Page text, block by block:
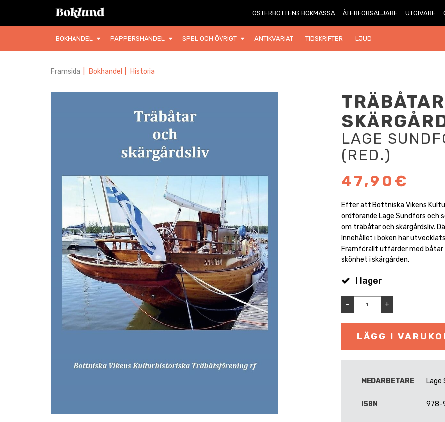
ÖSTERBOTTENS BOKMÄSSA ÅTERFÖRSÄLJARE UTGIVARE
BOKHANDEL PAPPERSHANDEL SPEL OCH ÖVRIGT ANTIKVARIAT TIDSKRIFTER LJUD
Framsida Bokhandel Historia
LAGE
(RED.)
47,90€
Efter att Bottniska Vikens
ordförande Lage Sundfors och
om träbåtar och skärgårdsliv.
Innehållet i boken har
Framförallt utfärder med båtar
skönhet i skärgården.
I lager
- +
LÄGG I
MEDARBETARE Lage
ISBN 978-